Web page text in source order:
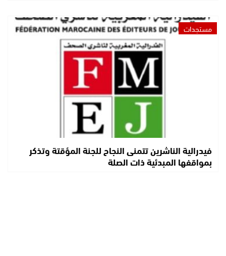
مستجدات
فيدرالية الناشرين تتمنى النجاح للجنة المؤقتة وتذكر
بمواقفها المبدئية ذات الصلة